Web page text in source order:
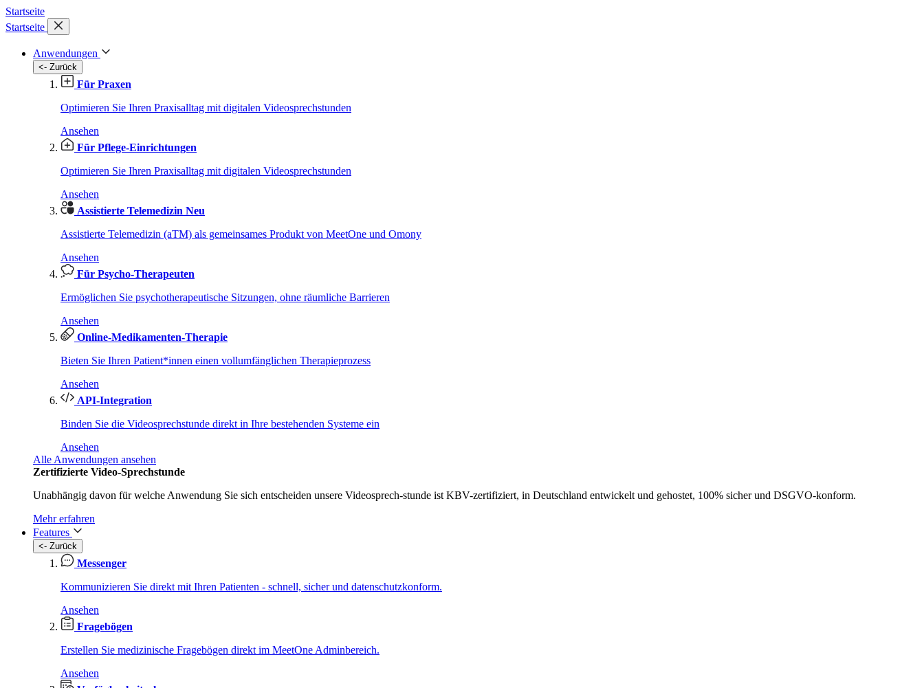
Startseite
Startseite
Anwendungen
<- Zurück
Für Praxen
Optimieren Sie Ihren Praxisalltag mit digitalen Videosprechstunden
Ansehen
Für Pflege-Einrichtungen
Optimieren Sie Ihren Praxisalltag mit digitalen Videosprechstunden
Ansehen
Assistierte Telemedizin Neu
Assistierte Telemedizin (aTM) als gemeinsames Produkt von MeetOne und Omony
Ansehen
Für Psycho-Therapeuten
Ermöglichen Sie psychotherapeutische Sitzungen, ohne räumliche Barrieren
Ansehen
Online-Medikamenten-Therapie
Bieten Sie Ihren Patient*innen einen vollumfänglichen Therapieprozess
Ansehen
API-Integration
Binden Sie die Videosprechstunde direkt in Ihre bestehenden Systeme ein
Ansehen
Alle Anwendungen ansehen
Zertifizierte Video-Sprechstunde
Unabhängig davon für welche Anwendung Sie sich entscheiden unsere Videosprech-stunde ist KBV-zertifiziert, in Deutschland entwickelt und gehostet, 100% sicher und DSGVO-konform.
Mehr erfahren
Features
<- Zurück
Messenger
Kommunizieren Sie direkt mit Ihren Patienten - schnell, sicher und datenschutzkonform.
Ansehen
Fragebögen
Erstellen Sie medizinische Fragebögen direkt im MeetOne Adminbereich.
Ansehen